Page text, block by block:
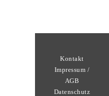
Kontakt
Impressum /
AGB
Datenschutz